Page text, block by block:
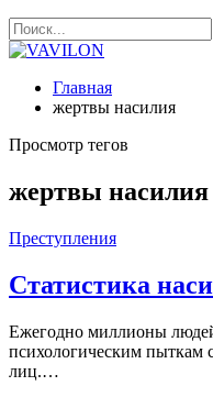
Главная
жертвы насилия
Просмотр тегов
жертвы насилия
Преступления
Статистика
Ежегодно миллионы
психологическим пыткам
лиц.…